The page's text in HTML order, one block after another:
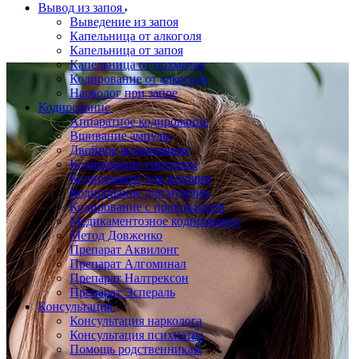
Вывод из запоя
Выведение из запоя
Капельница от алкоголя
Капельница от запоя
Капельница от похмелья
Кодирование от алкоголя
Нарколог при запое
Кодирование
Аппаратное кодирование
Вшивание ампулы
Двойное кодирование
Кодирование гипнозом
Кодирование для женщин
Кодирование для мужчин
Кодирование с провокацией
Медикаментозное кодирование
Метод Довженко
Препарат Аквилонг
Препарат Алгоминал
Препарат Налтрексон
Препарат Эспераль
Консультация
Консультация нарколога
Консультация психиатра
Помощь родственникам